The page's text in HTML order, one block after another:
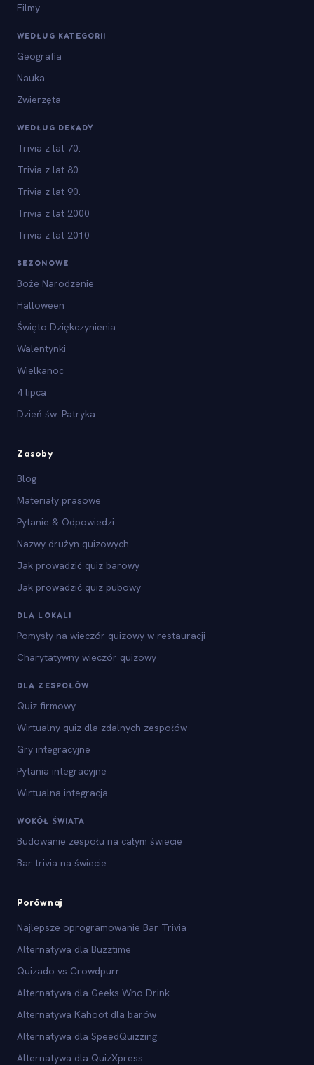
Filmy
WEDŁUG KATEGORII
Geografia
Nauka
Zwierzęta
WEDŁUG DEKADY
Trivia z lat 70.
Trivia z lat 80.
Trivia z lat 90.
Trivia z lat 2000
Trivia z lat 2010
SEZONOWE
Boże Narodzenie
Halloween
Święto Dziękczynienia
Walentynki
Wielkanoc
4 lipca
Dzień św. Patryka
Zasoby
Blog
Materiały prasowe
Pytanie & Odpowiedzi
Nazwy drużyn quizowych
Jak prowadzić quiz barowy
Jak prowadzić quiz pubowy
DLA LOKALI
Pomysły na wieczór quizowy w restauracji
Charytatywny wieczór quizowy
DLA ZESPOŁÓW
Quiz firmowy
Wirtualny quiz dla zdalnych zespołów
Gry integracyjne
Pytania integracyjne
Wirtualna integracja
WOKÓŁ ŚWIATA
Budowanie zespołu na całym świecie
Bar trivia na świecie
Porównaj
Najlepsze oprogramowanie Bar Trivia
Alternatywa dla Buzztime
Quizado vs Crowdpurr
Alternatywa dla Geeks Who Drink
Alternatywa Kahoot dla barów
Alternatywa dla SpeedQuizzing
Alternatywa dla QuizXpress